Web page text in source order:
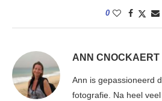
0
ANN CNOCKAERT
Ann is gepassioneerd
fotografie. Na heel